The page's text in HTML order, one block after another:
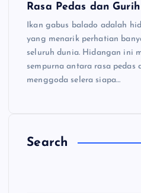
Rasa Pedas dan Gurih
Ikan gabus balado adalah
yang menarik perhatian
seluruh dunia. Hidangan ini
sempurna antara rasa pedas
menggoda selera siapa…
Search